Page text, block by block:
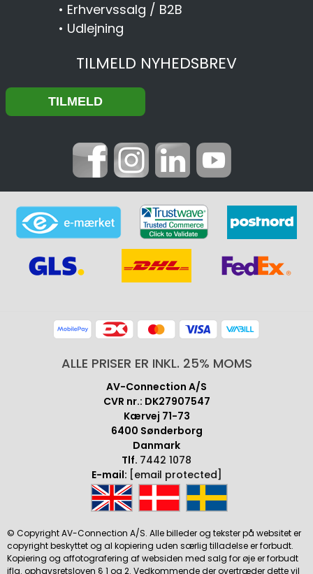
• Erhvervssalg / B2B
• Udlejning
TILMELD NYHEDSBREV
ALLE PRISER ER INKL. 25% MOMS
AV-Connection A/S
CVR nr.: DK27907547
Kærvej 71-73
6400 Sønderborg
Danmark
Tlf. 7442 1078
E-mail: [email protected]
© Copyright AV-Connection A/S. Alle billeder og tekster på websitet er
copyright beskyttet og al kopiering uden særlig tilladelse er forbudt.
Kopiering og affotografering af websiden med salg for øje er forbudt
iflg. ophavsretsloven § 1 og 2. Vedkommende der overtræder dette vil